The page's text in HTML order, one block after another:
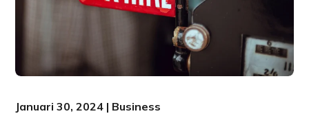
Januari 30, 2024 | Business